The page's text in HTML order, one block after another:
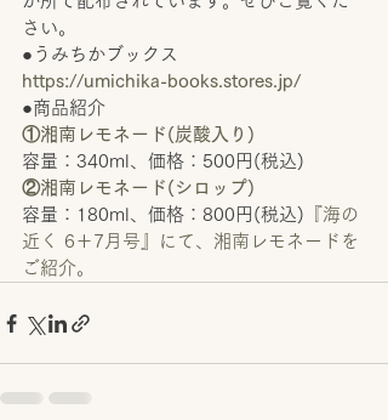
さい。
●うみちかブックス
https://umichika-books.stores.jp/
●商品紹介
①湘南レモネード(炭酸入り)
容量：340ml、価格：500円(税込)
②湘南レモネード(シロップ)
容量：180ml、価格：800円(税込) 『海の
近く 6＋7月号』にて、湘南レモネードを
ご紹介。